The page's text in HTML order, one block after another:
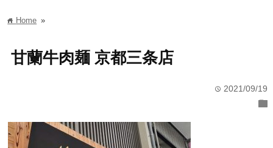
home Home »
甘蘭牛肉麺 京都三条店
time 2021/09/19
folder